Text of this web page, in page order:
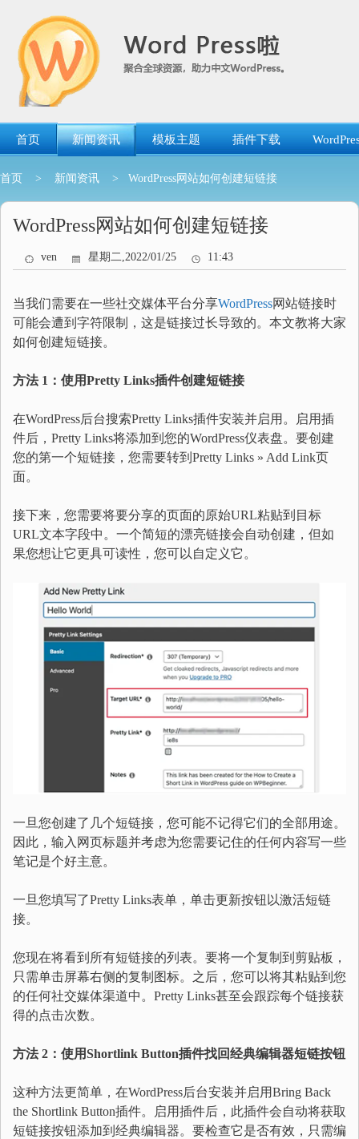
首页 新闻资讯 模板主题 插件下载
首页 > 新闻资讯 > WordPress网站如何创建短链接
WordPress网站如何创建短链接
ven 星期二,2022/01/25 11:43
当我们需要在一些社交媒体平台分享WordPress网站链接时
可能会遭到字符限制，这是链接过长导致的。本文教将大家
如何创建短链接。
方法 1：使用Pretty Links插件创建短链接
在WordPress后台搜索Pretty Links插件安装并启用。启用插
件后，Pretty Links将添加到您的WordPress仪表盘。要创建
您的第一个短链接，您需要转到Pretty Links » Add Link页
面。
接下来，您需要将要分享的页面的原始URL粘贴到目标
URL文本字段中。一个简短的漂亮链接会自动创建，但如
果您想让它更具可读性，您可以自定义它。
一旦您创建了几个短链接，您可能不记得它们的全部用途。
因此，输入网页标题并考虑为您需要记住的任何内容写一些
笔记是个好主意。
一旦您填写了Pretty Links表单，单击更新按钮以激活短链
接。
您现在将看到所有短链接的列表。要将一个复制到剪贴板，
只需单击屏幕右侧的复制图标。之后，您可以将其粘贴到您
的任何社交媒体渠道中。Pretty Links甚至会跟踪每个链接获
得的点击次数。
方法 2：使用Shortlink Button插件找回经典编辑器短链按钮
这种方法更简单，在WordPress后台安装并启用Bring Back
the Shortlink Button插件。启用插件后，此插件会自动将获取
短链接按钮添加到经典编辑器。要检查它是否有效，只需编